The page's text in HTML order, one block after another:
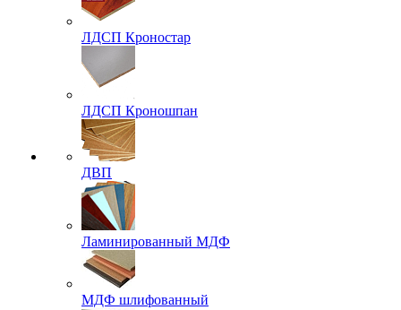
ЛДСП Кроностар
ЛДСП Кроношпан
ДВП
Ламинированный МДФ
МДФ шлифованный